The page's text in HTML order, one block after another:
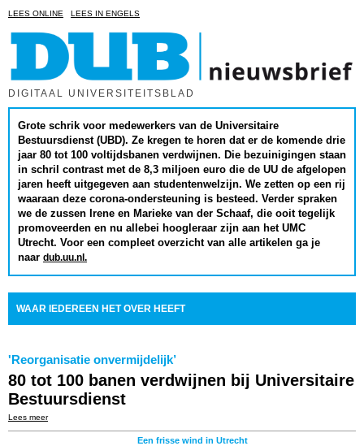
LEES ONLINE LEES IN ENGELS
DIGITAAL UNIVERSITEITSBLAD
Grote schrik voor medewerkers van de Universitaire
Bestuursdienst (UBD). Ze kregen te horen dat er de komende drie
jaar 80 tot 100 voltijdsbanen verdwijnen. Die bezuinigingen staan
in schril contrast met de 8,3 miljoen euro die de UU de afgelopen
jaren heeft uitgegeven aan studentenwelzijn. We zetten op een rij
waaraan deze corona-ondersteuning is besteed. Verder spraken
we de zussen Irene en Marieke van der Schaaf, die ooit tegelijk
promoveerden en nu allebei hoogleraar zijn aan het UMC
Utrecht. Voor een compleet overzicht van alle artikelen ga je
naar dub.uu.nl.
WAAR IEDEREEN HET OVER HEEFT
'Reorganisatie onvermijdelijk’
80 tot 100 banen verdwijnen bij Universitaire
Bestuursdienst
Lees meer
Een frisse wind in Utrecht